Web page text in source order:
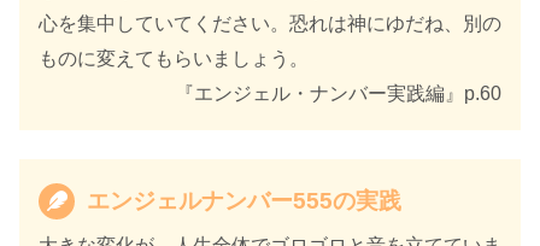
心を集中していてください。恐れは神にゆだね、別の
ものに変えてもらいましょう。
『エンジェル・ナンバー実践編』p.60
エンジェルナンバー555の実践